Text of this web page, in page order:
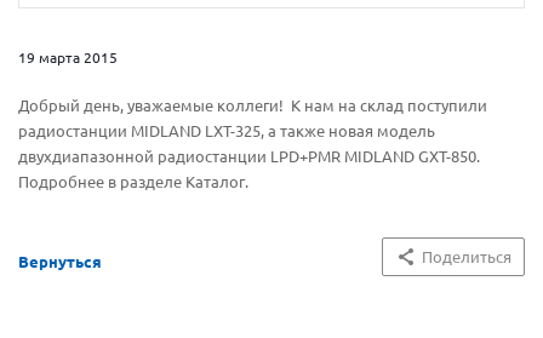
19 марта 2015
Добрый день, уважаемые коллеги! К нам на склад поступили
радиостанции MIDLAND LXT-325, а также новая модель
двухдиапазонной радиостанции LPD+PMR MIDLAND GXT-850.
Подробнее в разделе Каталог.
Вернуться Поделиться